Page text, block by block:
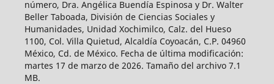
número, Dra. Angélica Buendía Espinosa y Dr. Walter
Beller Taboada, División de Ciencias Sociales y
Humanidades, Unidad Xochimilco, Calz. del Hueso
1100, Col. Villa Quietud, Alcaldía Coyoacán, C.P. 04960
México, Cd. de México. Fecha de última modificación:
martes 17 de marzo de 2026. Tamaño del archivo 7.1
MB.